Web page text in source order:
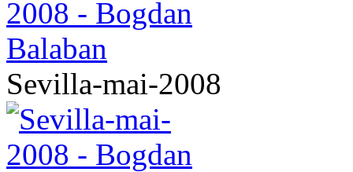
Sevilla-mai-2008